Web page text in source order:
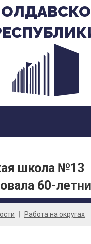
школа №13
60-
Работа на округах